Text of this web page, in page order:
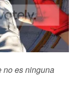
no es ninguna